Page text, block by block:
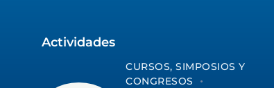
Actividades
CURSOS, SIMPOSIOS Y
CONGRESOS